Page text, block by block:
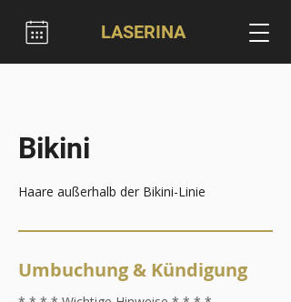
LASERINA
Bikini
Haare außerhalb der Bikini-Linie
Umbuchung & Kündigung